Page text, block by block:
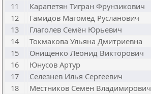
11
Карапетян Тигран Фрунзикович
12
Гамидов Магомед Русланович
13
Глаголев Семён Юрьевич
14
Токмакова Ульяна Дмитриевна
15
Онищенко Леонид Викторович
16
Юнусов Артур
17
Селезнев Илья Сергеевич
18
Местников Семен Владимирович